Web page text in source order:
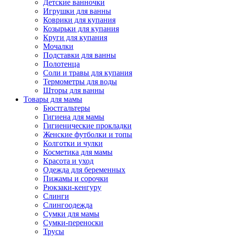
Детские ванночки
Игрушки для ванны
Коврики для купания
Козырьки для купания
Круги для купания
Мочалки
Подставки для ванны
Полотенца
Соли и травы для купания
Термометры для воды
Шторы для ванны
Товары для мамы
Бюстгальтеры
Гигиена для мамы
Гигиенические прокладки
Женские футболки и топы
Колготки и чулки
Косметика для мамы
Красота и уход
Одежда для беременных
Пижамы и сорочки
Рюкзаки-кенгуру
Слинги
Слингоодежда
Сумки для мамы
Сумки-переноски
Трусы